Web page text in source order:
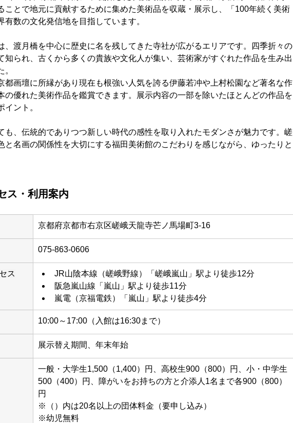
ことで地元に貢献するために集めた美術品を収蔵・展示し、「100年続く美術
数の文化発信地を目指しています。
、渡月橋を中心に歴史に名を残してきた寺社が広がるエリアです。四季折々の
知られ、古くから多くの貴族や文化人が集い、芸術家がすぐれた作品を生み出
都画壇に所縁があり現在も根強い人気を誇る伊藤若冲や上村松園など著名な作
の優れた美術作品を鑑賞できます。展示内容の一部を除いたほとんどの作品を
ント。
も、伝統的でありつつ新しい時代の感性を取り入れたモダンさが魅力です。嵯
と名画の関係性を大切にする福田美術館のこだわりを感じながら、ゆったりと
ス・利用案内
京都府京都市右京区嵯峨天龍寺芒ノ馬場町3-16
075-863-0606
ス
JR山陰本線（嵯峨野線）「嵯峨嵐山」駅より徒歩12分
阪急嵐山線「嵐山」駅より徒歩11分
嵐電（京福電鉄）「嵐山」駅より徒歩4分
10:00～17:00（入館は16:30まで）
展示替え期間、年末年始
一般・大学生1,500（1,400）円、高校生900（800）円、小・中学生
500（400）円、障がいをお持ちの方と介添人1名まで各900（800）
円
※（）内は20名以上の団体料金（要申し込み）
※幼児無料